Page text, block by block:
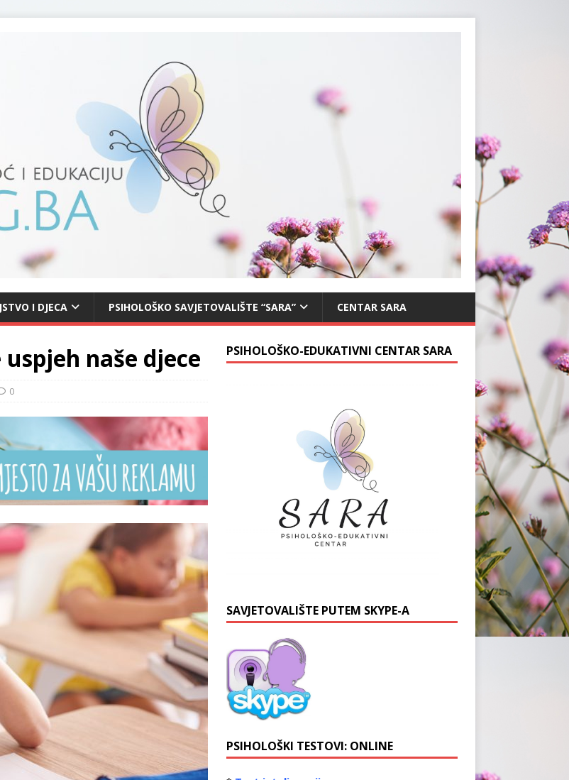
I DJECA PSIHOLOŠKO SAVJETOVALIŠTE “SARA” CENTAR SARA
naše djece
0
PSIHOLOŠKO-EDUKATIVNI CENTAR SARA
SAVJETOVALIŠTE PUTEM SKYPE-A
PSIHOLOŠKI TESTOVI: ONLINE